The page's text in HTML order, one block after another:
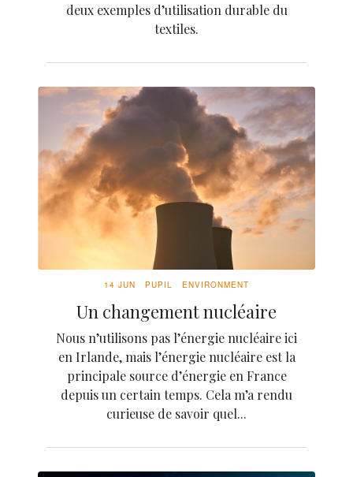
deux exemples d’utilisation durable du
textiles.
14 JUN PUPIL ENVIRONMENT
Un changement nucléaire
Nous n’utilisons pas l’énergie nucléaire ici
en Irlande, mais l’énergie nucléaire est la
principale source d’énergie en France
depuis un certain temps. Cela m’a rendu
curieuse de savoir quel...